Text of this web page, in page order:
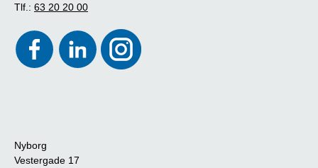
Tlf.: 63 20 20 00
Nyborg
Vestergade 17